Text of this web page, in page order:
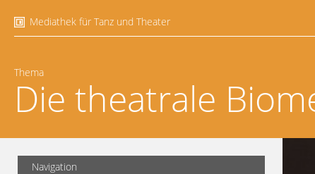
Mediathek für Tanz und Theater
Thema
Die theatrale
Navigation